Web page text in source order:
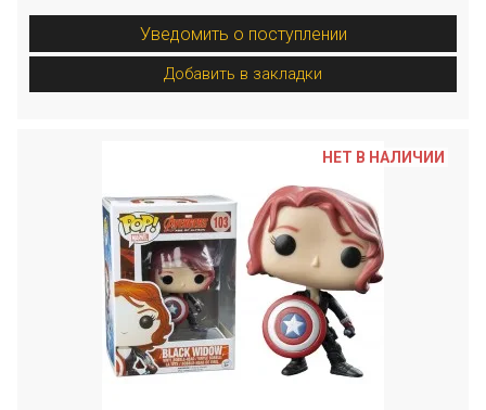
Уведомить о поступлении
Добавить в закладки
НЕТ В НАЛИЧИИ